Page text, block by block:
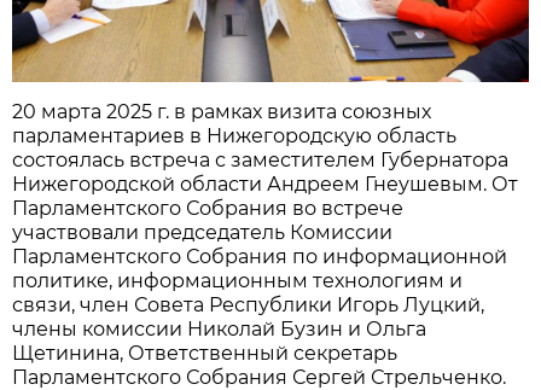
20 марта 2025 г. в рамках визита союзных
парламентариев в Нижегородскую область
состоялась встреча с заместителем Губернатора
Нижегородской области Андреем Гнеушевым. От
Парламентского Собрания во встрече
участвовали председатель Комиссии
Парламентского Собрания по информационной
политике, информационным технологиям и
связи, член Совета Республики Игорь Луцкий,
члены комиссии Николай Бузин и Ольга
Щетинина, Ответственный секретарь
Парламентского Собрания Сергей Стрельченко.